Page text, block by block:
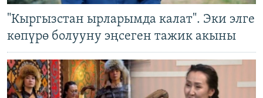
"Кыргызстан ырларымда калат". Эки элге
көпүрө болууну эңсеген тажик акыны